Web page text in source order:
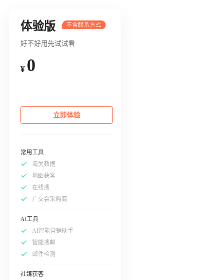
体验版
好不好用先试试看
¥ 0
立即体验
常用工具
海关数据
地图获客
在线搜
广交会采购商
AI工具
AI智能营销助手
智能搜邮
邮件检测
社媒获客